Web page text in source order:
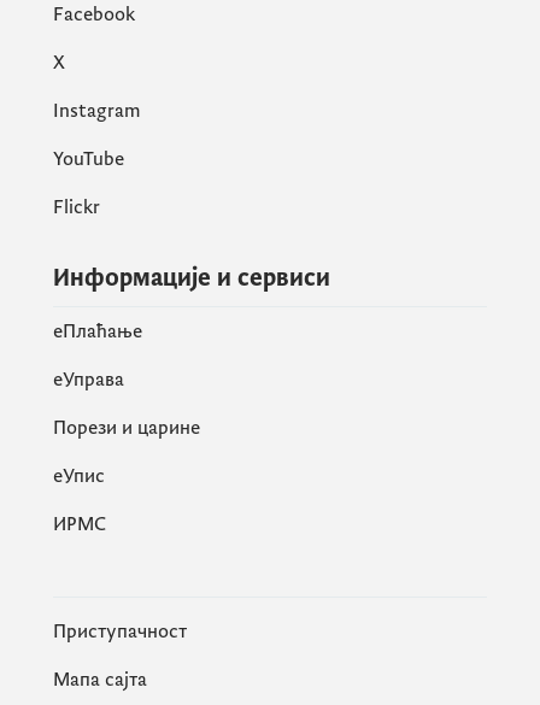
Facebook
X
Instagram
YouTube
Flickr
Информације и сервиси
eПлаћање
еУправа
Порези и царине
eУпис
ИРМС
Приступачност
Мапа сајта